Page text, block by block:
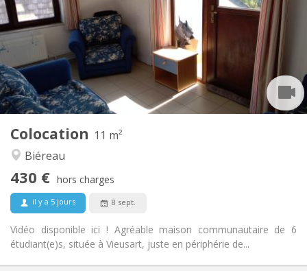
Colocation 11 m²
Biéreau
430 € hors charges
il y a 5 jours 8 sept.
Vidéo disponible ici ! Agréable maison communautaire de 6
étudiant(e)s, située à Vieusart, juste en périphérie de...
Durée:
12 mois
Domiciliation:
Acceptée
Aménagement
Salle de bain:
Commune
Cuisine:
Commune
Superficie:
11 m
2
Pièces privées: